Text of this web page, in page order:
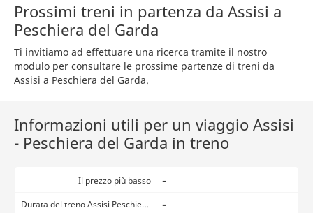
Prossimi treni in partenza da Assisi a
Peschiera del Garda
Ti invitiamo ad effettuare una ricerca tramite il nostro
modulo per consultare le prossime partenze di treni da
Assisi a Peschiera del Garda.
Informazioni utili per un viaggio Assisi
- Peschiera del Garda in treno
Il prezzo più basso -
Durata del treno Assisi Peschiera del Garda -